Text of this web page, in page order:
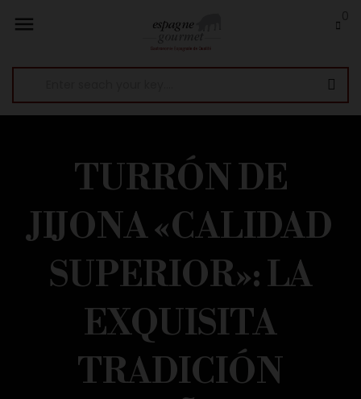

TURRÓN DE
JIJONA «CALIDAD
SUPERIOR»: LA
EXQUISITA
TRADICIÓN